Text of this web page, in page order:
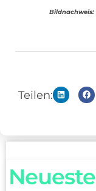
Bildnachweis:
Teilen: